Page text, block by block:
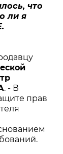
что
ли я
. - В
прав